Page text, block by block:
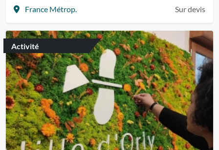
France Métrop. Sur devis
Activité